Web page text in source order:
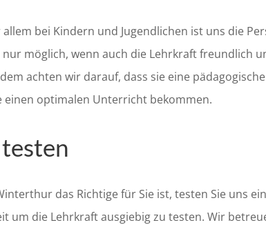
bei Kindern und Jugendlichen ist uns die
möglich, wenn auch die Lehrkraft freundlich
achten wir darauf, dass sie eine
einen optimalen Unterricht bekommen.
das Richtige für Sie ist, testen Sie uns
um die Lehrkraft ausgiebig zu testen. Wir